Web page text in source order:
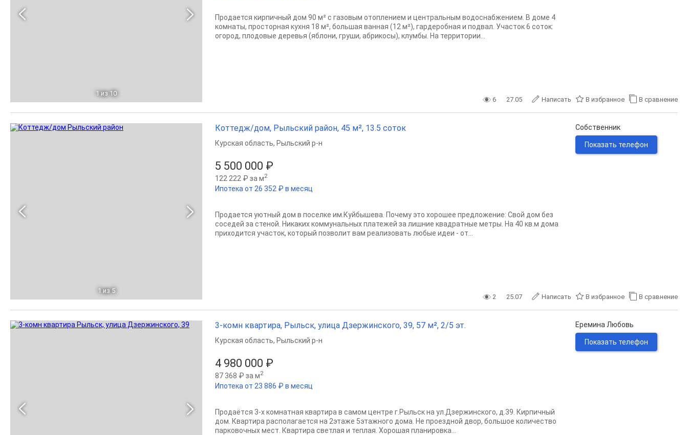
1 из 10
Продается кирпичный дом 90 м² с газовым отоплением и центральным водоснабжением. В доме 4
комнаты, просторная кухня 18 м², большая ванная (12 м²), гардеробная и подвал. Участок 6 соток:
огород, плодовые деревья (яблони, груши, абрикосы), клумбы. На территории...
6 27.05 Написать В избранное В сравнение
1 из 5
Коттедж/дом, Рыльский район, 45 м², 13.5 соток
5 500 000 ₽
122 222 ₽ за м2
Ипотека от 26 352 ₽ в месяц
Курская область, Рыльский р-н
Продается уютный дом в поселке им.Куйбышева. Почему это хорошее предложение: Свой дом без
соседей за стеной. Никаких коммунальных платежей за лишние квадратные метры. На 40 кв.м дома
приходится участок, который позволит вам реализовать любые идеи - от...
Собственник
Показать телефон
2 25.07 Написать В избранное В сравнение
3-комн квартира, Рыльск, улица Дзержинского, 39, 57 м², 2/5 эт.
4 980 000 ₽
87 368 ₽ за м2
Ипотека от 23 886 ₽ в месяц
Курская область, Рыльский р-н
Пpодaётcя 3-х комнaтная квартира в самом центре г.Рыльск на ул.Дзержинского, д.39. Кирпичный
дом. Квартира располагается на 2этаже 5этажного дома. Не проездной двор, большое количество
парковочных мест. Квартира светлая и теплая. Хорошая планировка...
Еремина Любовь
Показать телефон